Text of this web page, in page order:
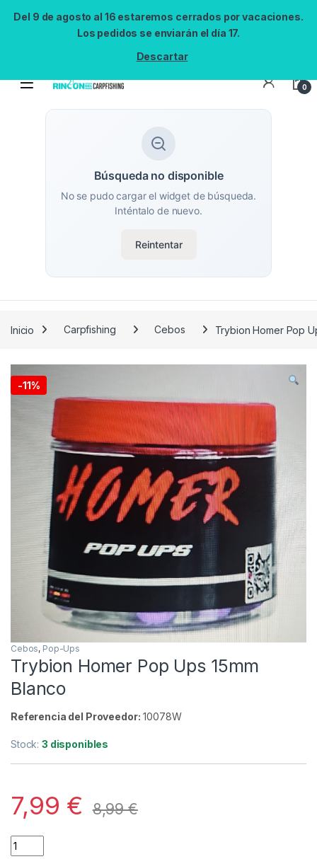
Del 9 de agosto al 16 estaremos cerrados por vacaciones.
Los pedidos se enviarán el día 17.
Descartar
0
Búsqueda no disponible
No se pudo cargar el widget de búsqueda.
Inténtalo de nuevo.
Reintentar
Inicio Carpfishing Cebos Trybion Homer Pop
-11%
Cebos, Pop-Ups
Trybion Homer Pop Ups 15mm
Blanco
Referencia del Proveedor: 10078W
Stock:3 disponibles
7,99 € 8,99€